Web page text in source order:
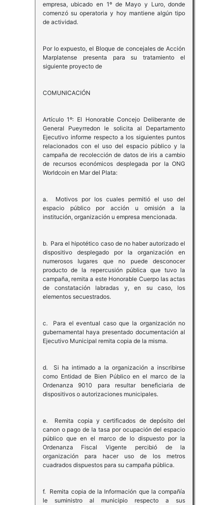
empresa, ubicado en 1º de Mayo y Luro, donde
comenzó su operatoria y hoy mantiene algún tipo
de actividad.
Por lo expuesto, el Bloque de concejales de Acción
Marplatense presenta para su tratamiento el
siguiente proyecto de
COMUNICACIÓN
Artículo 1º: El Honorable Concejo Deliberante de
General Pueyrredon le solicita al Departamento
Ejecutivo informe respecto a los siguientes puntos
relacionados con el uso del espacio público y la
campaña de recolección de datos de iris a cambio
de recursos económicos desplegada por la ONG
Worldcoin en Mar del Plata:
a. Motivos por los cuales permitió el uso del
espacio público por acción u omisión a la
institución, organización u empresa mencionada.
b. Para el hipotético caso de no haber autorizado el
dispositivo desplegado por la organización en
numerosos lugares que no puede desconocer
producto de la repercusión pública que tuvo la
campaña, remita a este Honorable Cuerpo las actas
de constatación labradas y, en su caso, los
elementos secuestrados.
c. Para el eventual caso que la organización no
gubernamental haya presentado documentación al
Ejecutivo Municipal remita copia de la misma.
d. Si ha intimado a la organización a inscribirse
como Entidad de Bien Público en el marco de la
Ordenanza 9010 para resultar beneficiaria de
dispositivos o autorizaciones municipales.
e. Remita copia y certificados de depósito del
canon o pago de la tasa por ocupación del espacio
público que en el marco de lo dispuesto por la
Ordenanza Fiscal Vigente percibió de la
organización para hacer uso de los metros
cuadrados dispuestos para su campaña pública.
f. Remita copia de la Información que la compañía
le suministro al municipio respecto a sus